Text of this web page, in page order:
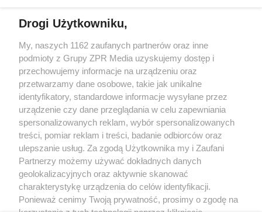
Żaden utwór zamieszczony w serwisie nie może być powielany i
rozpowszechniany lub dalej rozpowszechniany w jakikolwiek sposób (w
tym także elektroniczny lub mechaniczny) na jakimkolwiek polu
eksploatacji w jakiejkolwiek formie, włącznie z umieszczaniem w Internecie
bez pisemnej zgody właściciela praw. Jakiekolwiek użycie lub
wykorzystanie utworów w całości lub w części z naruszeniem prawa, tzn.
bez właściwej zgody, jest zabronione pod groźbą kary i może być ścigane
prawnie.
O nas
Drogi Użytkowniku,
My, naszych 1162 zaufanych partnerów oraz inne
podmioty z Grupy ZPR Media uzyskujemy dostęp i
przechowujemy informacje na urządzeniu oraz
przetwarzamy dane osobowe, takie jak unikalne
identyfikatory, standardowe informacje wysyłane przez
urządzenie czy dane przeglądania w celu zapewniania
spersonalizowanych reklam, wybór spersonalizowanych
treści, pomiar reklam i treści, badanie odbiorców oraz
ulepszanie usług. Za zgodą Użytkownika my i Zaufani
Partnerzy możemy używać dokładnych danych
geolokalizacyjnych oraz aktywnie skanować
charakterystykę urządzenia do celów identyfikacji.
Ponieważ cenimy Twoją prywatność, prosimy o zgodę na